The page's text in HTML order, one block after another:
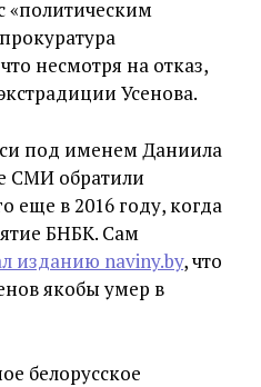
«политическим
несмотря на отказ,
Усенова.
под именем Даниила
СМИ обратили
еще в 2016 году, когда
БНБК. Сам
изданию naviny.by, что
якобы умер в
белорусское